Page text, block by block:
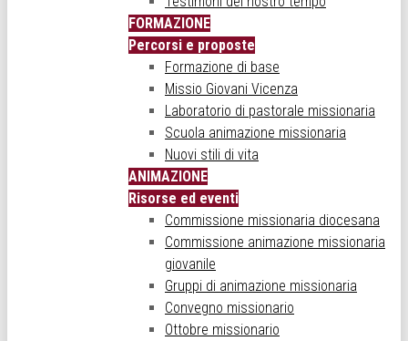
FORMAZIONE
Percorsi e proposte
Formazione di base
Missio Giovani Vicenza
Laboratorio di pastorale missionaria
Scuola animazione missionaria
Nuovi stili di vita
ANIMAZIONE
Risorse ed eventi
Commissione missionaria diocesana
Commissione animazione missionaria
giovanile
Gruppi di animazione missionaria
Convegno missionario
Ottobre missionario